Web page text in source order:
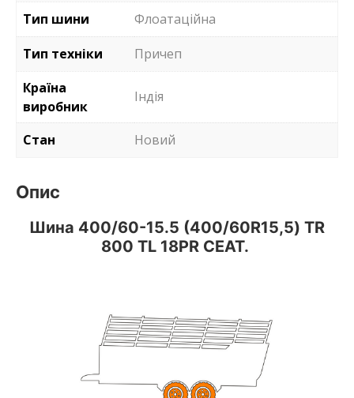
Тип шини
Флоатаційна
Тип техніки
Причеп
Країна
виробник
Індія
Стан Новий
Опис
Шина 400/60-15.5 (400/60R15,5) TR
800 TL 18PR CEAT.